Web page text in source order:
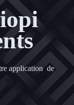
application de